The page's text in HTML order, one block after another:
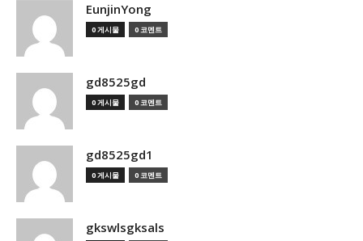
EunjinYong
0 게시물 0 코멘트
gd8525gd
0 게시물 0 코멘트
gd8525gd1
0 게시물 0 코멘트
gkswlsgksals